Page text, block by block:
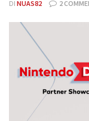
DI NUAS82 2